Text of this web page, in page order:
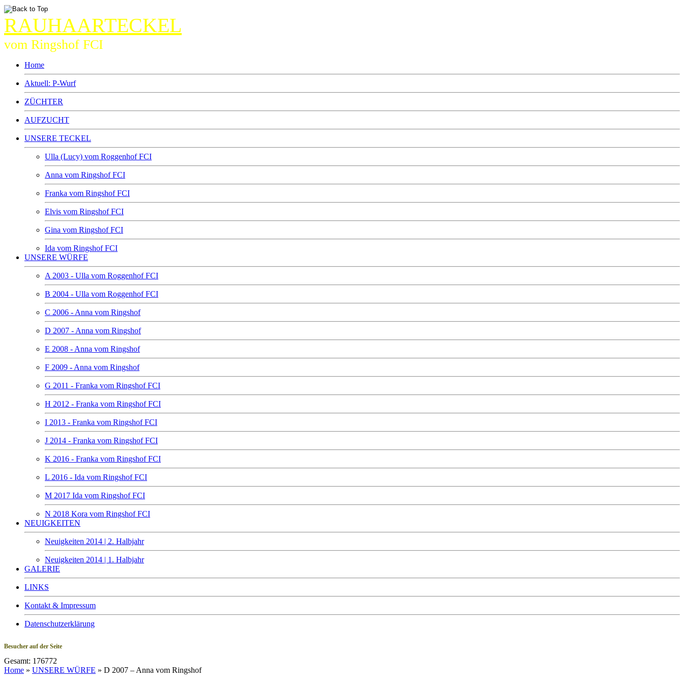
RAUHAARTECKEL
vom Ringshof FCI
Home
Aktuell: P-Wurf
ZÜCHTER
AUFZUCHT
UNSERE TECKEL
Ulla (Lucy) vom Roggenhof FCI
Anna vom Ringshof FCI
Franka vom Ringshof FCI
Elvis vom Ringshof FCI
Gina vom Ringshof FCI
Ida vom Ringshof FCI
UNSERE WÜRFE
A 2003 - Ulla vom Roggenhof FCI
B 2004 - Ulla vom Roggenhof FCI
C 2006 - Anna vom Ringshof
D 2007 - Anna vom Ringshof
E 2008 - Anna vom Ringshof
F 2009 - Anna vom Ringshof
G 2011 - Franka vom Ringshof FCI
H 2012 - Franka vom Ringshof FCI
I 2013 - Franka vom Ringshof FCI
J 2014 - Franka vom Ringshof FCI
K 2016 - Franka vom Ringshof FCI
L 2016 - Ida vom Ringshof FCI
M 2017 Ida vom Ringshof FCI
N 2018 Kora vom Ringshof FCI
NEUIGKEITEN
Neuigkeiten 2014 | 2. Halbjahr
Neuigkeiten 2014 | 1. Halbjahr
GALERIE
LINKS
Kontakt & Impressum
Datenschutzerklärung
Besucher auf der Seite
Gesamt: 176772
Home » UNSERE WÜRFE » D 2007 – Anna vom Ringshof